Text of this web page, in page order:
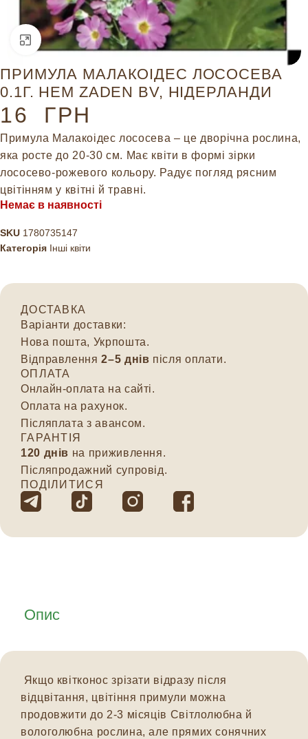
Натисніть, щоб збільшити
ПРИМУЛА МАЛАКОІДЕС ЛОСОСЕВА
0.1Г. HEM ZADEN BV, НІДЕРЛАНДИ
16 ГРН
Примула Малакоідес лососева – це дворічна рослина,
яка росте до 20-30 см. Має квіти в формі зірки
лососево-рожевого кольору. Радує погляд рясним
цвітінням у квітні й травні.
Немає в наявності
SKU 1780735147
Категорія Інші квіти
ДОСТАВКА
Варіанти доставки:
Нова пошта, Укрпошта.
Відправлення2–5 днів після оплати.
ОПЛАТА
Онлайн-оплата на сайті.
Оплата на рахунок.
Післяплата з авансом.
ГАРАНТІЯ
120 днів на приживлення.
Післяпродажний супровід.
ПОДІЛИТИСЯ
Опис
Якщо квітконос зрізати відразу після
відцвітання, цвітіння примули можна
продовжити до 2-3 місяців Світлолюбна й
вологолюбна рослина, але прямих сонячних